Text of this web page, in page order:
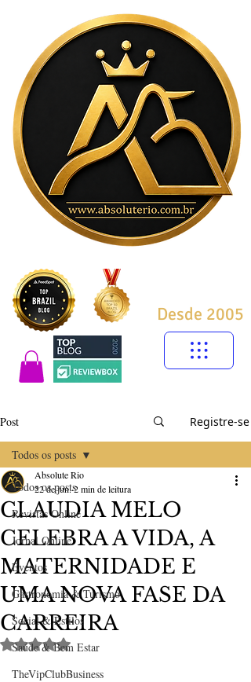
Desde 2005
Post Registre-se
Todos os posts
Revistas Online
Jornal Online
Eventos
Gastronomia & Turismo
Social & Estilos
Saúde & Bem Estar
TheVipClubBusiness
Todos os posts
CLAUDIA MELO
CELEBRA A VIDA, A
MATERNIDADE E
UMA NOVA FASE DA
CARREIRA
Absolute Rio
22 de jun.2 min de leitura
Avaliado com NaN de 5 estrelas.